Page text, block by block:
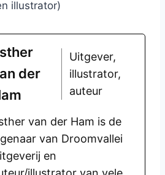
illustrator)
der
Uitgever,
illustrator,
auteur
van der Ham is de
van Droomvallei
en